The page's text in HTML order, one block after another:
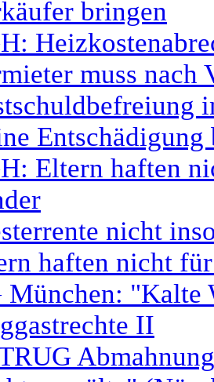
bringen
muss nach
Eltern haften
nicht
haften nicht
München: "Kalte
II